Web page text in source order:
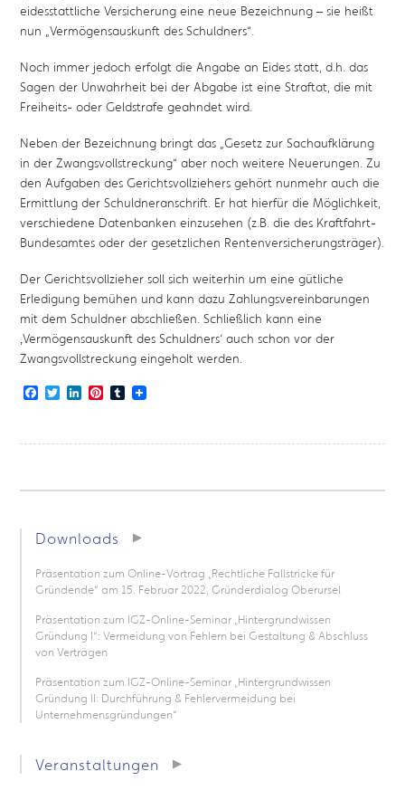
eidesstattliche Versicherung eine neue Bezeichnung – sie heißt
nun „Vermögensauskunft des Schuldners“.
Noch immer jedoch erfolgt die Angabe an Eides statt, d.h. das
Sagen der Unwahrheit bei der Abgabe ist eine Straftat, die mit
Freiheits- oder Geldstrafe geahndet wird.
Neben der Bezeichnung bringt das „Gesetz zur Sachaufklärung
in der Zwangsvollstreckung“ aber noch weitere Neuerungen. Zu
den Aufgaben des Gerichtsvollziehers gehört nunmehr auch die
Ermittlung der Schuldneranschrift. Er hat hierfür die Möglichkeit,
verschiedene Datenbanken einzusehen (z.B. die des Kraftfahrt-
Bundesamtes oder der gesetzlichen Rentenversicherungsträger).
Der Gerichtsvollzieher soll sich weiterhin um eine gütliche
Erledigung bemühen und kann dazu Zahlungsvereinbarungen
mit dem Schuldner abschließen. Schließlich kann eine
‚Vermögensauskunft des Schuldners‘ auch schon vor der
Zwangsvollstreckung eingeholt werden.
Facebook
TwitterLinkedIn
Pinterest
Tumblr
Downloads
Präsentation zum Online-Vortrag „Rechtliche Fallstricke für
Gründende“ am 15. Februar 2022, Gründerdialog Oberursel
Präsentation zum IGZ-Online-Seminar „Hintergrundwissen
Gründung I“: Vermeidung von Fehlern bei Gestaltung & Abschluss
von Verträgen
Präsentation zum IGZ-Online-Seminar „Hintergrundwissen
Gründung II: Durchführung & Fehlervermeidung bei
Unternehmensgründungen“
Veranstaltungen